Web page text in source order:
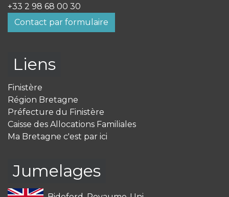
+33 2 98 68 00 30
Contact par formulaire
Liens
Finistère
Région Bretagne
Préfecture du Finistère
Caisse des Allocations Familiales
Ma Bretagne c'est par ici
Jumelages